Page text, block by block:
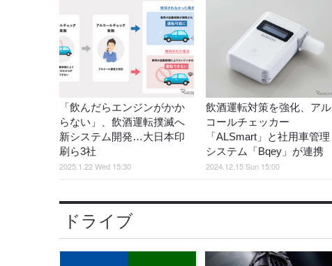
「飲んだらエンジンがかか
らない」、飲酒運転撲滅へ
新システム開発…大日本印
刷ら3社
2025.1.22 Wed 15:30
飲酒運転対策を強化、アル
コールチェッカー
「ALSmart」と社用車管理
システム「Bqey」が連携
2024.12.15 Sun 15:00
ドライブ